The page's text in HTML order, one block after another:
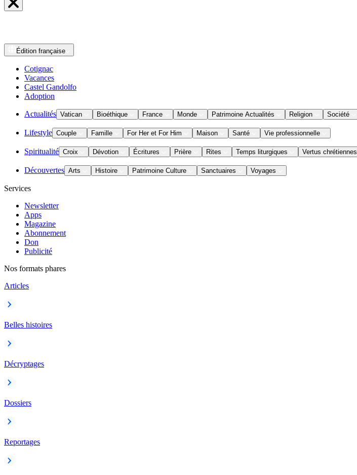
Édition française
Cotignac
Vacances
Castel Gandolfo
Adoption
Actualités Vatican Bioéthique France Monde Patrimoine Actualités Religion Société
Lifestyle Couple Famille For Her et For Him Maison Santé Vie professionnelle
Spiritualité Croix Dévotion Écritures Prière Rites Temps liturgiques Vertus chrétiennes
Découvertes Arts Histoire Patrimoine Culture Sanctuaires Voyages
Services
Newsletter
Apps
Magazine
Abonnement
Don
Publicité
Nos formats phares
Articles
Belles histoires
Décryptages
Dossiers
Reportages